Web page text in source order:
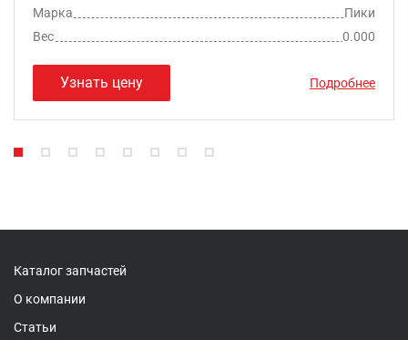
Марка
Пики
Вес
0.000
Узнать цену Подробнее
Каталог запчастей
О компании
Статьи